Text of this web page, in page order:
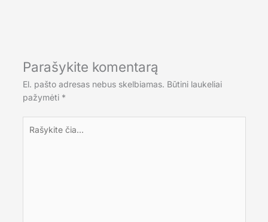
Parašykite komentarą
El. pašto adresas nebus skelbiamas. Būtini laukeliai
pažymėti *
čia...